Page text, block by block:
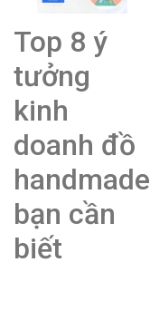
Top 8 ý
tưởng
kinh
doanh đồ
handmade
bạn cần
biết